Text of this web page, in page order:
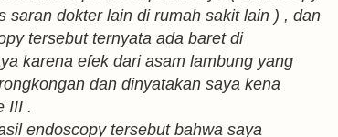
saran dokter lain di rumah sakit lain ) , dan
tersebut ternyata ada baret di
karena efek dari asam lambung yang
dan dinyatakan saya kena
III .
endoscopy tersebut bahwa saya